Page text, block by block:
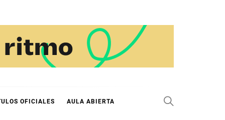
OFICIALES AULA ABIERTA